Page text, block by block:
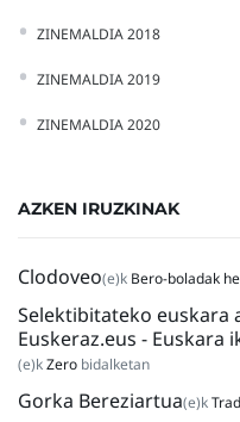
ZINEMALDIA 2018
ZINEMALDIA 2019
ZINEMALDIA 2020
AZKEN IRUZKINAK
Clodoveo(e)k Bero-boladak
Selektibitateko euskara
Euskeraz.eus - Euskara
(e)kZero bidalketan
Gorka Bereziartua(e)k